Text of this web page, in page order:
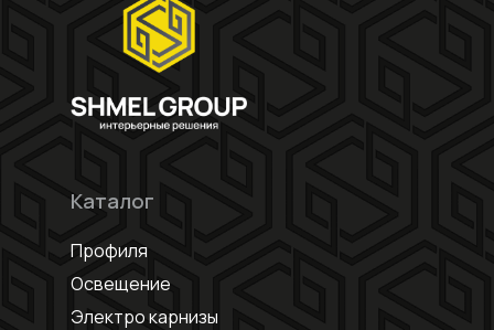
Каталог
Профиля
Освещение
Электро карнизы